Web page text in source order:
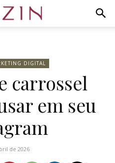
DIGITAL
carrossel
em seu
de 2026